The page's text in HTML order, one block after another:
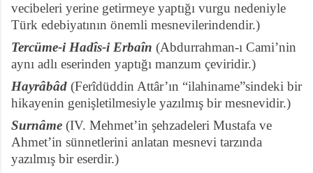
vecibeleri yerine getirmeye yaptığı vurgu nedeniyle
Türk edebiyatının önemli mesnevilerindendir.)
Tercüme-i Hadîs-i Erbaîn (Abdurrahman-ı Cami’nin
aynı adlı eserinden yaptığı manzum çeviridir.)
Hayrâbâd (Ferîdüddin Attâr’ın “ilahiname”sindeki bir
hikayenin genişletilmesiyle yazılmış bir mesnevidir.)
Surnâme (IV. Mehmet’in şehzadeleri Mustafa ve
Ahmet’in sünnetlerini anlatan mesnevi tarzında
yazılmış bir eserdir.)